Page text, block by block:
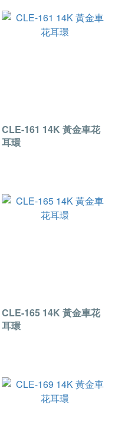
CLE-161 14K 黃金車花
耳環
CLE-165 14K 黃金車花
耳環